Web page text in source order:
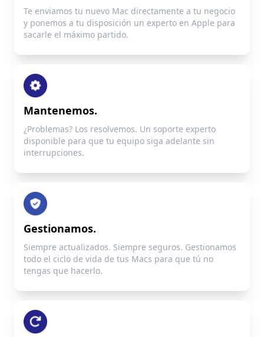
Te enviamos tu nuevo Mac directamente a tu negocio
y ponemos a tu disposición un experto en Apple para
sacarle el máximo partido.
Mantenemos.
¿Problemas? Los resolvemos. Un soporte experto
disponible para que tu equipo siga adelante sin
interrupciones.
Gestionamos.
Siempre actualizados. Siempre seguros. Gestionamos
todo el ciclo de vida de tus Macs para que tú no
tengas que hacerlo.